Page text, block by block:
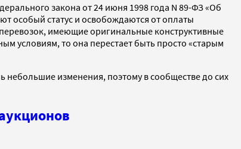
закона от 24 июня 1998 года N 89-ФЗ «Об
особый статус и освобождаются от оплаты
имеющие оригинальные конструктивные
условиям, то она перестает быть просто «старым
изменения, поэтому в сообществе до сих